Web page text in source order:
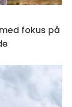
fokus på